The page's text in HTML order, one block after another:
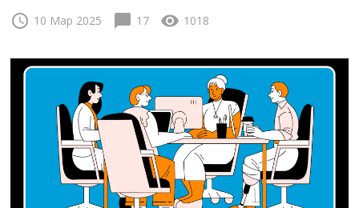
schedule 10 Мар 2025 chat_bubble 17 visibility 1018